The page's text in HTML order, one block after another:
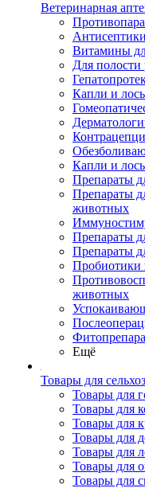
Ветеринарная
Витамины
Для
Капли и
Капли и
Препараты
Препараты
животных
Препараты
Препараты
Пробиотики
животных
Ещё
Товары для
Товары для
Товары для
Товары для
Товары для
Товары для
Товары для
Товары для